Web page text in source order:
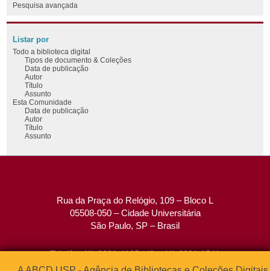
Pesquisa avançada
Listar por
Todo a biblioteca digital
Tipos de documento & Coleções
Data de publicação
Autor
Título
Assunto
Esta Comunidade
Data de publicação
Autor
Título
Assunto
Rua da Praça do Relógio, 109 – Bloco L
05508-050 – Cidade Universitária
São Paulo, SP – Brasil
Tel: (0xx11) 3091-4195 / (0xx11) 3091-1541
Fax: (0xx11) 3091-1567